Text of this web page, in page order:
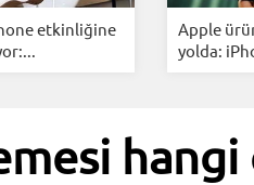
etkinliğine
Apple
yolda:
hangi